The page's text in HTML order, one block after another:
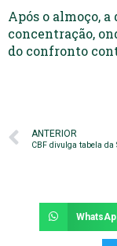
Após o almoço, a
concentração,
do confronto
ANTERIOR